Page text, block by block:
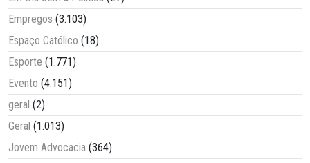
Empregos (3.103)
Espaço Católico (18)
Esporte (1.771)
Evento (4.151)
geral (2)
Geral (1.013)
Jovem Advocacia (364)